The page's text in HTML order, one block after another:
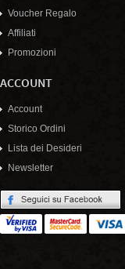
Voucher Regalo
Affiliati
Promozioni
ACCOUNT
Account
Storico Ordini
Lista dei Desideri
Newsletter